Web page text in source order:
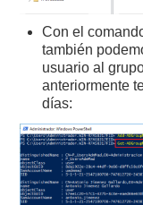
Con el
también
usuario al
anteriormente
días: